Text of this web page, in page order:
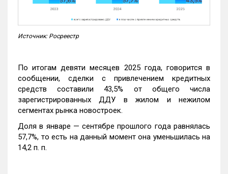
Источник: Росреестр
По итогам девяти месяцев 2025 года, говорится в
сообщении, сделки с привлечением кредитных
средств составили 43,5% от общего числа
зарегистрированных ДДУ в жилом и нежилом
сегментах рынка новостроек.
Доля в январе — сентябре прошлого года равнялась
57,7%, то есть на данный момент она уменьшилась на
14,2 п. п.